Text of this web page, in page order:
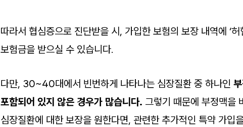
따라서 협심증으로 진단받을 시, 가입한 보험의 보장 내역에 ‘
보험금을 받으실 수 있습니다.
다만, 30~40대에서 빈번하게 나타나는 심장질환 중 하나인
포함되어 있지 않은 경우가 많습니다. 그렇기 때문에 부정맥을
심장질환에 대한 보장을 원한다면, 관련한 추가적인 특약 가입